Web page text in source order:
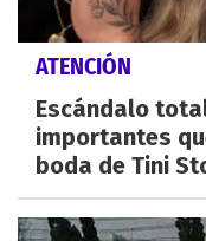
ATENCIÓN
Escándalo
importantes
boda de Tini